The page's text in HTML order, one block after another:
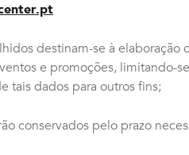
destinam-se à
e promoções, limitando-
tais dados para outros fins;
conservados pelo prazo